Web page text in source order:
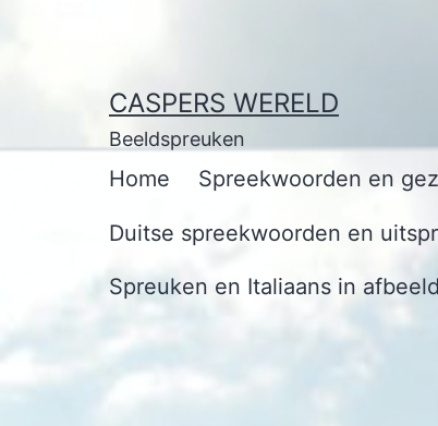
CASPERS WERELD
Beeldspreuken
Home Spreekwoorden en
Duitse spreekwoorden en
Spreuken en Italiaans in